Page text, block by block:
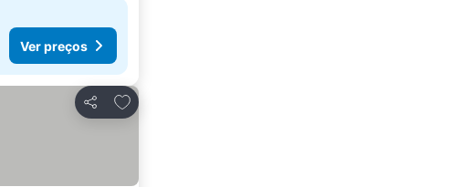
Ver preços
Partilhar
Adicionar aos favoritos